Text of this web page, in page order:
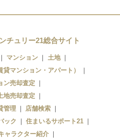
チュリー21総合サイト
マンション
土地
貸マンション・アパート）
ン売却査定
地売却査定
管理
店舗検索
ック
住まいるサポート21
ャラクター紹介